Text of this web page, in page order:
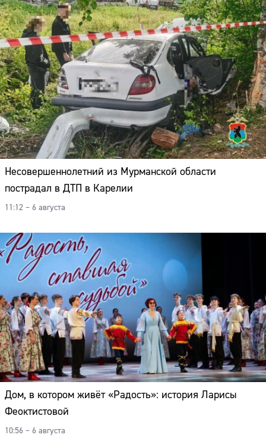
Несовершеннолетний из Мурманской области
пострадал в ДТП в Карелии
11:12 – 6 августа
Дом, в котором живёт «Радость»: история Ларисы
Феоктистовой
10:56 – 6 августа